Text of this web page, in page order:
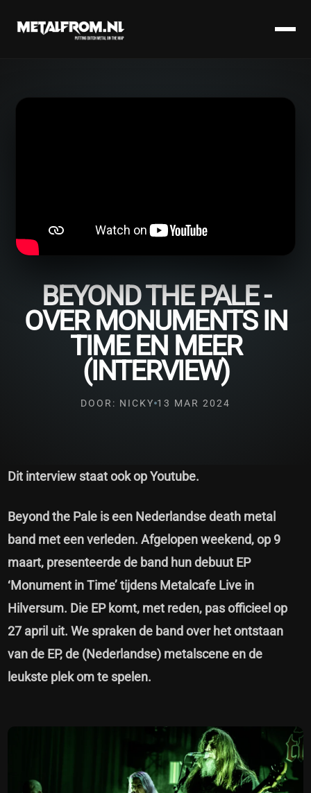
BEYOND THE PALE -
OVER MONUMENTS IN
TIME EN MEER
(INTERVIEW)
DOOR: NICKY 13 MAR 2024
Dit interview staat ook opYoutube.
Beyond the Pale is een Nederlandse death metal
band met een verleden. Afgelopen weekend, op 9
maart, presenteerde de band hun debuut EP
‘Monument in Time’ tijdens Metalcafe Live in
Hilversum. Die EP komt, met reden, pas officieel op
27 april uit. We spraken de band over het ontstaan
van de EP, de (Nederlandse) metalscene en de
leukste plek om te spelen.